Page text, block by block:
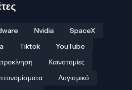
Nvidia
SpaceX
Tiktok
YouTube
Καινοτομίες
Λογισμικό